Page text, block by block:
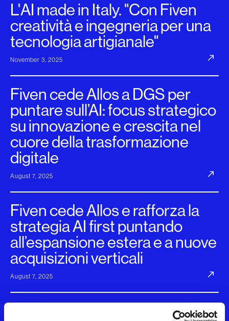
L'AI made in Italy. "Con Fiven
creatività e ingegneria per una
tecnologia artigianale"
November 3, 2025
Fiven cede Allos a DGS per
puntare sull’AI: focus strategico
su innovazione e crescita nel
cuore della trasformazione
digitale
August 7, 2025
Fiven cede Allos e rafforza la
strategia AI first puntando
all’espansione estera e a nuove
acquisizioni verticali
August 7, 2025
Fiven punta sull'intelligenza